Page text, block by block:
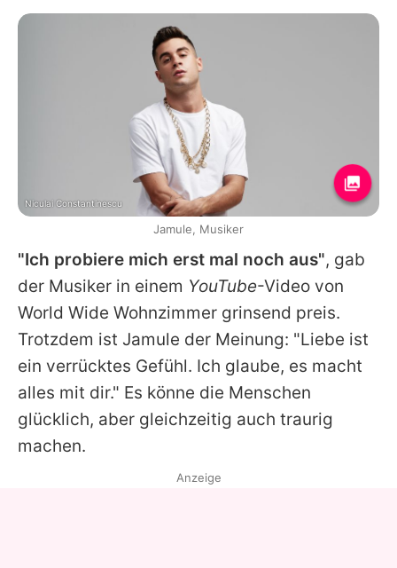
"Ich probiere mich erst mal noch aus", gab
der Musiker in einem YouTube-Video von
World Wide Wohnzimmer grinsend preis.
Trotzdem ist Jamule der Meinung: "Liebe ist
ein verrücktes Gefühl. Ich glaube, es macht
alles mit dir." Es könne die Menschen
glücklich, aber gleichzeitig auch traurig
machen.
Niculai Constantinescu
Jamule, Musiker
Anzeige